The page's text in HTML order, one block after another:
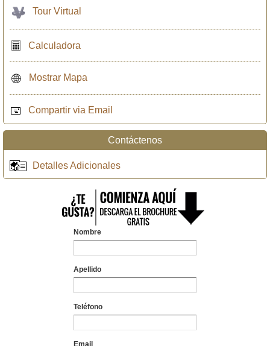
Tour Virtual
Calculadora
Mostrar Mapa
Compartir via Email
Contáctenos
Detalles Adicionales
Nombre
Apellido
Teléfono
Email